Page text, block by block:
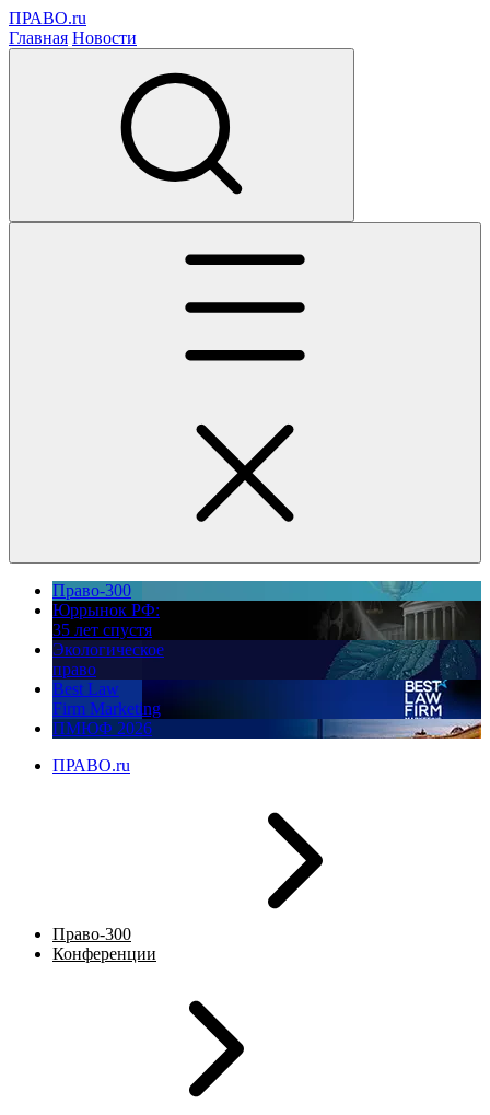
ПРАВО.ru
Главная Новости
Право-300
Юррынок РФ:
35 лет спустя
Экологическое
право
Best Law
Firm Marketing
ПМЮФ 2026
ПРАВО.ru
Право-300
Конференции